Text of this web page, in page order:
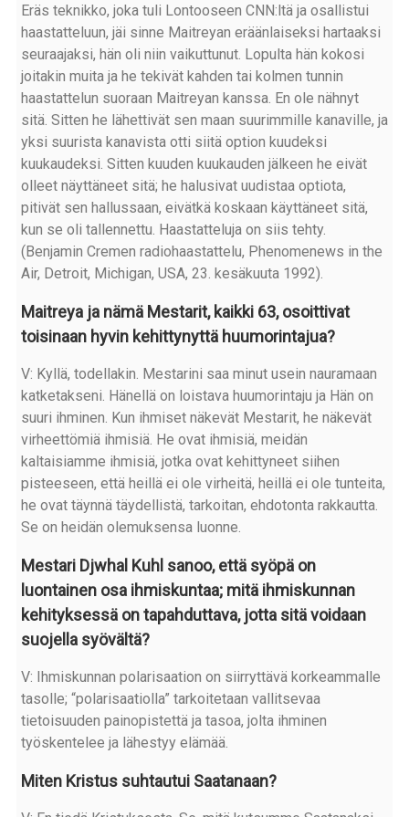
Eräs teknikko, joka tuli Lontooseen CNN:ltä ja osallistui
haastatteluun, jäi sinne Maitreyan eräänlaiseksi hartaaksi
seuraajaksi, hän oli niin vaikuttunut. Lopulta hän kokosi
joitakin muita ja he tekivät kahden tai kolmen tunnin
haastattelun suoraan Maitreyan kanssa. En ole nähnyt
sitä. Sitten he lähettivät sen maan suurimmille kanaville, ja
yksi suurista kanavista otti siitä option kuudeksi
kuukaudeksi. Sitten kuuden kuukauden jälkeen he eivät
olleet näyttäneet sitä; he halusivat uudistaa optiota,
pitivät sen hallussaan, eivätkä koskaan käyttäneet sitä,
kun se oli tallennettu. Haastatteluja on siis tehty.
(Benjamin Cremen radiohaastattelu, Phenomenews in the
Air, Detroit, Michigan, USA, 23. kesäkuuta 1992).
Maitreya ja nämä Mestarit, kaikki 63, osoittivat
toisinaan hyvin kehittynyttä huumorintajua?
V: Kyllä, todellakin. Mestarini saa minut usein nauramaan
katketakseni. Hänellä on loistava huumorintaju ja Hän on
suuri ihminen. Kun ihmiset näkevät Mestarit, he näkevät
virheettömiä ihmisiä. He ovat ihmisiä, meidän
kaltaisiamme ihmisiä, jotka ovat kehittyneet siihen
pisteeseen, että heillä ei ole virheitä, heillä ei ole tunteita,
he ovat täynnä täydellistä, tarkoitan, ehdotonta rakkautta.
Se on heidän olemuksensa luonne.
Mestari Djwhal Kuhl sanoo, että syöpä on
luontainen osa ihmiskuntaa; mitä ihmiskunnan
kehityksessä on tapahduttava, jotta sitä voidaan
suojella syövältä?
V: Ihmiskunnan polarisaation on siirryttävä korkeammalle
tasolle; “polarisaatiolla” tarkoitetaan vallitsevaa
tietoisuuden painopistettä ja tasoa, jolta ihminen
työskentelee ja lähestyy elämää.
Miten Kristus suhtautui Saatanaan?